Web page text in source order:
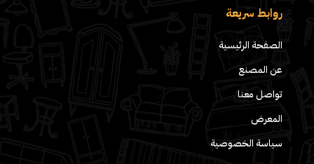
روابط سريعة
الصفحة الرئيسية
عن المصنع
تواصل معنا
المعرض
سياسة الخصوصية